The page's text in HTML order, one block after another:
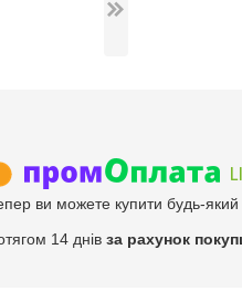
ви можете купити будь-
14 днів за рахунок